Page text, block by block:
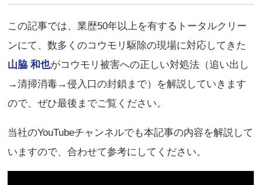
この記事では、業歴50年以上を有するトータルクリー
ンにて、数多くのコウモリ駆除の現場に対応してきた
山脇 和也がコウモリ被害への正しい対処法（追い出し
→清掃消毒→侵入口の封鎖まで）を解説していきます
ので、ぜひ最後までご覧ください。
当社のYouTubeチャンネルでも本記事の内容を解説して
いますので、合わせて参考にしてください。